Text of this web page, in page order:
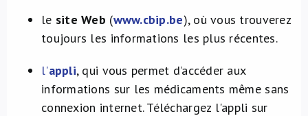
le site Web (www.cbip.be), où vous trouverez
toujours les informations les plus récentes.
l'appli, qui vous permet d’accéder aux
informations sur les médicaments même sans
connexion internet. Téléchargez l'appli sur